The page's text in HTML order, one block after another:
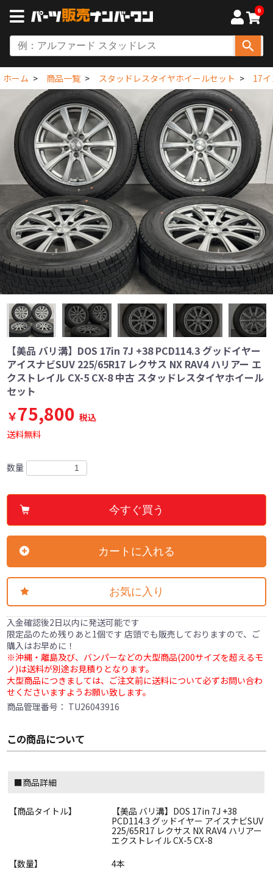
0
ホーム 商品一覧 スタッドレスタイヤホイールセット 17
【美品 バリ溝】DOS 17in 7J +38 PCD114.3 グッドイヤー
アイスナビSUV 225/65R17 レクサス NX RAV4 ハリアー エ
クストレイル CX-5 CX-8 中古 スタッドレスタイヤホイール
セット
￥75,800 税込
送料無料
数量
今すぐ買う
カートに入れる
お気に入り
入金確認後2日以内に発送可能です
限定品のため残りあと1個です 店頭でも販売しておりますので、ご
購入はお早めに！
※沖縄・離島及び、バンパーなどの大型商品(200サイズを超えるモ
ノ)は送料が別途お見積りとなります。
大型商品につきましては、ご注文前に送料について必ずお問い合わ
せくださいますようお願い致します。
商品管理番号： TU26043916
この商品について
■商品詳細
【商品タイトル】
【美品 バリ溝】DOS 17in 7J +38
PCD114.3 グッドイヤー アイスナビSUV
225/65R17 レクサス NX RAV4 ハリアー
エクストレイル CX-5 CX-8
【数量】
4本